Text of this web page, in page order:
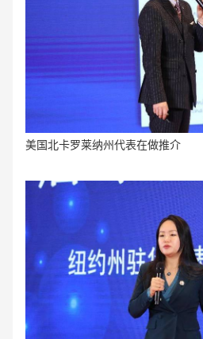
美国北卡罗莱纳州代表在做推介